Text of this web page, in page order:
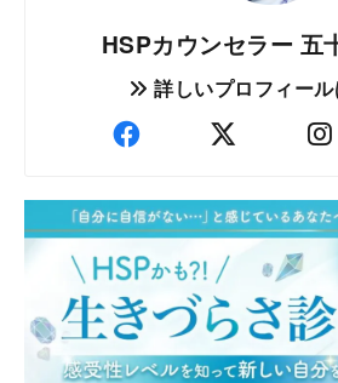
HSPカウンセラー 五
詳しいプロフィール